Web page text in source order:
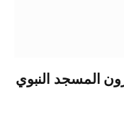
المسجد النبوي